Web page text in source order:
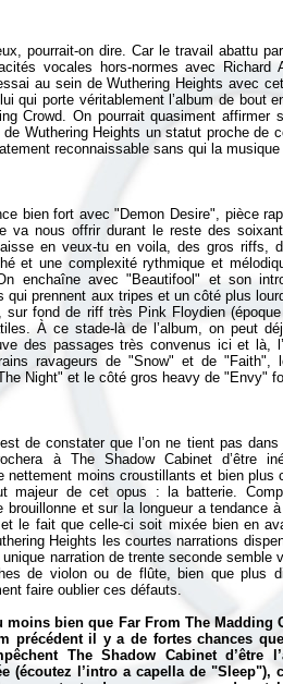
pourrait-on dire. Car le travail abattu
vocales hors-normes avec Richard
au sein de Wuthering Heights avec
qui porte véritablement l’album de
Crowd. On pourrait quasiment affirmer
de Wuthering Heights un statut proche de
bien fort avec "Demon Desire", pièce
va nous offrir durant le reste des
en veux-tu en voila, des gros riffs,
et une complexité rythmique et
enchaîne avec "Beautifool" et son
qui prennent aux tripes et un côté plus
sur fond de riff très Pink Floydien (époque
À ce stade-là de l’album, on peut
des passages très convenus ici et là,
ravageurs de "Snow" et de
de constater que l’on ne tient pas
à The Shadow Cabinetd’être
nettement moins croustillants et bien
majeur de cet opus : la batterie.
brouillonne et sur la longueur a tendance
et le fait que celle-ci soit mixée bien en
Heights les courtes narrations
unique narration de trente seconde
de violon ou de flûte, bien que plus
faire oublier ces défauts.
moins bien que Far From The Madding
précédent il y a de fortes chances
The Shadow Cabinetd’être
(écoutez l’intro a capella de "Sleep"),